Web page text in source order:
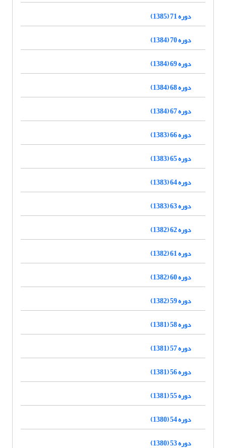
دوره 71 (1385)
دوره 70 (1384)
دوره 69 (1384)
دوره 68 (1384)
دوره 67 (1384)
دوره 66 (1383)
دوره 65 (1383)
دوره 64 (1383)
دوره 63 (1383)
دوره 62 (1382)
دوره 61 (1382)
دوره 60 (1382)
دوره 59 (1382)
دوره 58 (1381)
دوره 57 (1381)
دوره 56 (1381)
دوره 55 (1381)
دوره 54 (1380)
دوره 53 (1380)